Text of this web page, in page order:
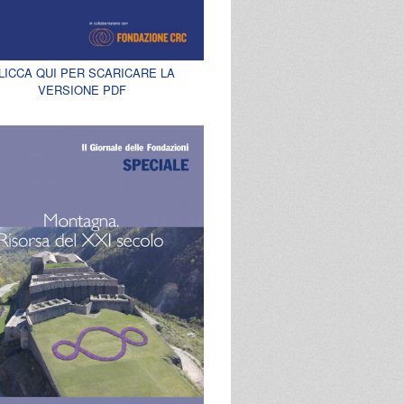
QUI PER SCARICARE LA
VERSIONE PDF